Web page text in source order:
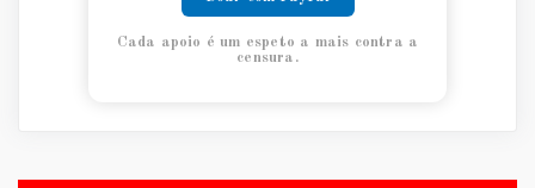
Cada apoio é um espeto a mais contra a
censura.